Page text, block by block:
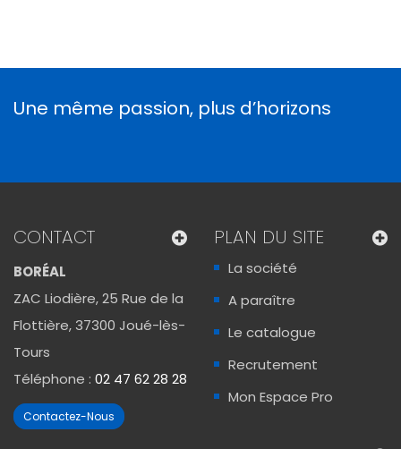
Une même passion, plus d’horizons
CONTACT
BORÉAL
ZAC Liodière, 25 Rue de la
Flottière, 37300 Joué-lès-
Tours
Téléphone : 02 47 62 28 28
Contactez-Nous
PLAN DU SITE
La société
A paraître
Le catalogue
Recrutement
Mon Espace Pro